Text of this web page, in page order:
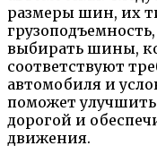
размеры шин, их
выбирать шины,
соответствуют
автомобиля и
поможет улучшить
дорогой и
движения.